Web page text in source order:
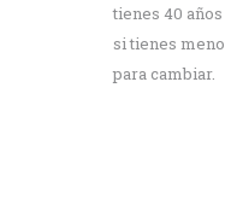
tienes 40
si tienes
para cambiar.